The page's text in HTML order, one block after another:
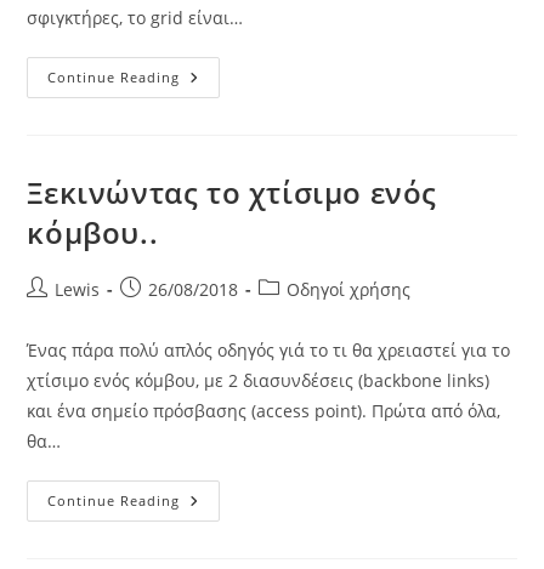
σφιγκτήρες, το grid είναι…
Continue Reading Το
Άλογο:
High
Power
Ξεκινώντας το χτίσιμο ενός
κόμβου..
PostLewis
Post26/08/2018
PostΟδηγοί χρήσης
Ένας πάρα πολύ απλός οδηγός γιά το τι θα χρειαστεί για το
χτίσιμο ενός κόμβου, με 2 διασυνδέσεις (backbone links)
και ένα σημείο πρόσβασης (access point). Πρώτα από όλα,
θα…
Continue Reading Ξεκινώντας
Το